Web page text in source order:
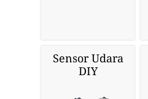
Sensor Udara
DIY